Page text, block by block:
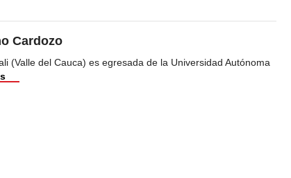
Cardozo
(Valle del Cauca) es egresada de la Universidad Autónoma